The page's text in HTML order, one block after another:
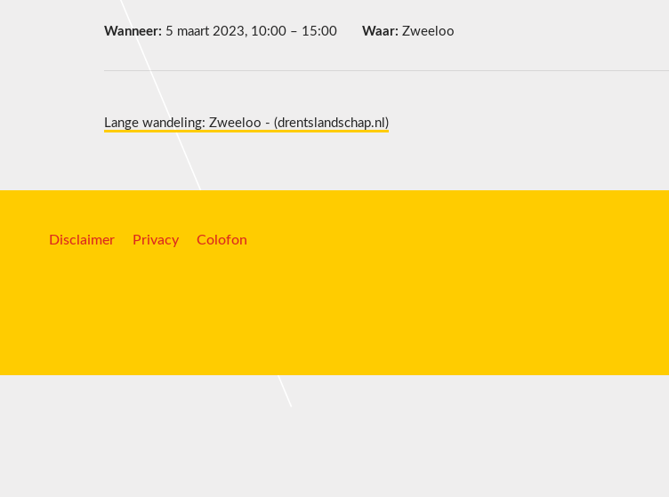
Wanneer: 5 maart 2023, 10:00 – 15:00 Waar: Zweeloo
Lange wandeling: Zweeloo - (drentslandschap.nl)
Disclaimer Privacy Colofon